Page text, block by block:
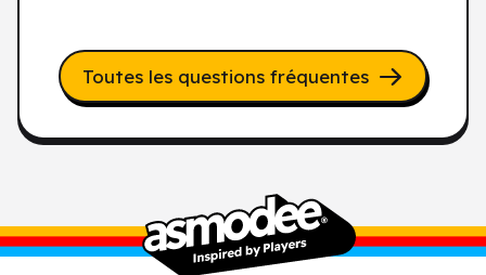
Toutes les questions fréquentes